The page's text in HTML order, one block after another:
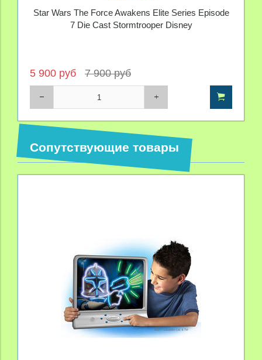
Star Wars The Force Awakens Elite Series Episode
7 Die Cast Stormtrooper Disney
5 900 руб 7 900 руб
Сопутствующие товары